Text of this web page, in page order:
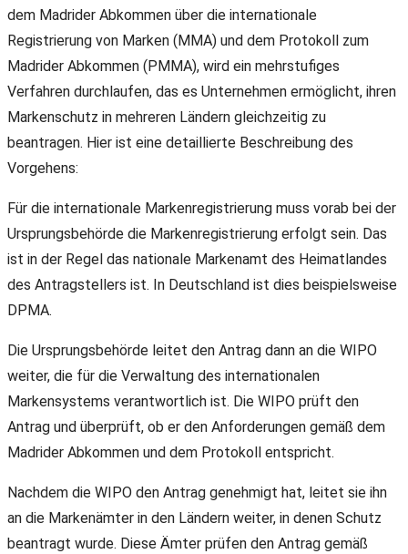
dem Madrider Abkommen über die internationale
Registrierung von Marken (MMA) und dem Protokoll zum
Madrider Abkommen (PMMA), wird ein mehrstufiges
Verfahren durchlaufen, das es Unternehmen ermöglicht, ihren
Markenschutz in mehreren Ländern gleichzeitig zu
beantragen. Hier ist eine detaillierte Beschreibung des
Vorgehens:
Für die internationale Markenregistrierung muss vorab bei der
Ursprungsbehörde die Markenregistrierung erfolgt sein. Das
ist in der Regel das nationale Markenamt des Heimatlandes
des Antragstellers ist. In Deutschland ist dies beispielsweise
DPMA.
Die Ursprungsbehörde leitet den Antrag dann an die WIPO
weiter, die für die Verwaltung des internationalen
Markensystems verantwortlich ist. Die WIPO prüft den
Antrag und überprüft, ob er den Anforderungen gemäß dem
Madrider Abkommen und dem Protokoll entspricht.
Nachdem die WIPO den Antrag genehmigt hat, leitet sie ihn
an die Markenämter in den Ländern weiter, in denen Schutz
beantragt wurde. Diese Ämter prüfen den Antrag gemäß